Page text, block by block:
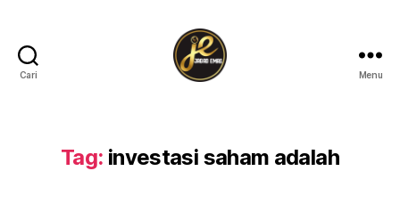
Cari Menu
Tag: investasi saham adalah